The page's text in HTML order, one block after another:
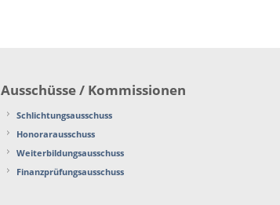
Ausschüsse / Kommissionen
Schlichtungsausschuss
Honorarausschuss
Weiterbildungsausschuss
Finanzprüfungsausschuss